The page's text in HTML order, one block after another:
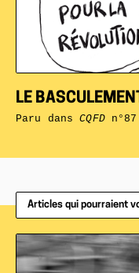
LE
Paru dansCQFDn°87
Articles qui pourraient